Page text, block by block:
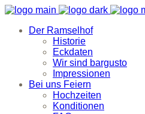
Der Ramselhof
Historie
Eckdaten
Wir sind bargusto
Impressionen
Bei uns Feiern
Hochzeiten
Konditionen